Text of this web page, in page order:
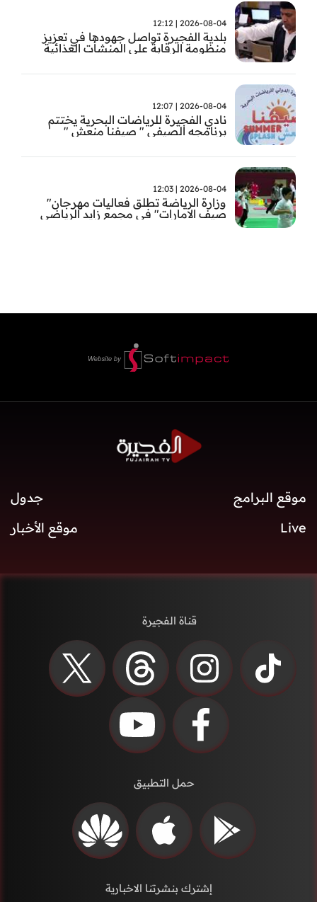
2026-08-04 | 12:12
بلدية الفجيرة تواصل جهودها في تعزيز
منظومة الرقابة على المنشأت الغذائية
2026-08-04 | 12:07
نادي الفجيرة للرياضات البحرية يختتم
برنامجه الصيفي " صيفنا منعش "
2026-08-04 | 12:03
وزارة الرياضة تطلق فعاليات مهرجان"
صيف الامارات" في مجمع زايد الرياضي
موقع البرامج
جدول
Live
موقع الأخبار
قناة الفجيرة
حمل التطبيق
إشترك بنشرتنا الاخبارية